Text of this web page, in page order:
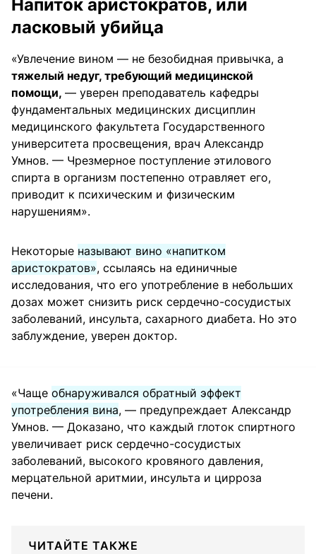
Напиток аристократов, или
ласковый убийца
«Увлечение вином — не безобидная привычка, а
тяжелый недуг, требующий медицинской
помощи, — уверен преподаватель кафедры
фундаментальных медицинских дисциплин
медицинского факультета Государственного
университета просвещения, врач Александр
Умнов. — Чрезмерное поступление этилового
спирта в организм постепенно отравляет его,
приводит к психическим и физическим
нарушениям».
Некоторые называют вино «напитком
аристократов», ссылаясь на единичные
исследования, что его употребление в небольших
дозах может снизить риск сердечно-сосудистых
заболеваний, инсульта, сахарного диабета. Но это
заблуждение, уверен доктор.
«Чаще обнаруживался обратный эффект
употребления вина, — предупреждает Александр
Умнов. — Доказано, что каждый глоток спиртного
увеличивает риск сердечно-сосудистых
заболеваний, высокого кровяного давления,
мерцательной аритмии, инсульта и цирроза
печени.
ЧИТАЙТЕ ТАКЖЕ